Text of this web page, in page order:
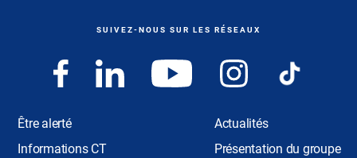
SUIVEZ-NOUS SUR LES RÉSEAUX
Être alerté
Informations CT
Actualités
Présentation du groupe